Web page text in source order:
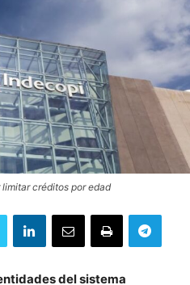
créditos por edad
del sistema